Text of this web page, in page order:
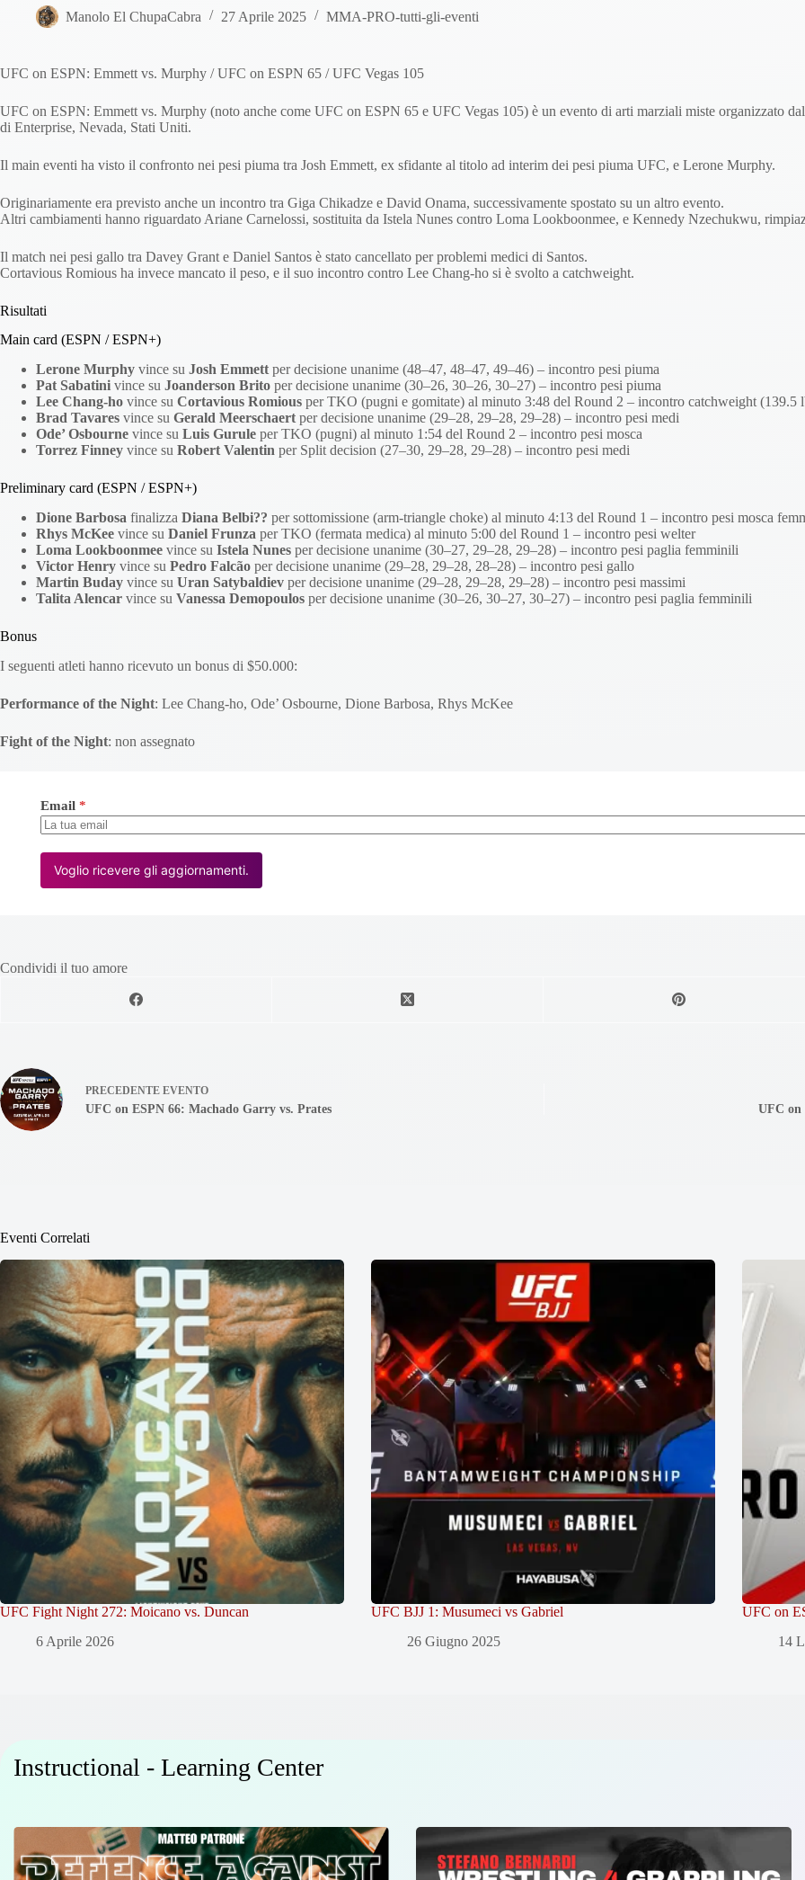
Manolo El ChupaCabra 27 Aprile 2025 MMA-PRO-tutti-gli-eventi
UFC on ESPN: Emmett vs. Murphy / UFC on ESPN 65 / UFC Vegas 105
UFC on ESPN: Emmett vs. Murphy (noto anche come UFC on ESPN 65 e UFC Vegas 105) è un evento di arti marziali miste organizzato
di Enterprise, Nevada, Stati Uniti.
Il main eventi ha visto il confronto nei pesi piuma tra Josh Emmett, ex sfidante al titolo ad interim dei pesi piuma UFC, e Lerone Murphy.
Originariamente era previsto anche un incontro tra Giga Chikadze e David Onama, successivamente spostato su un altro evento.
Altri cambiamenti hanno riguardato Ariane Carnelossi, sostituita da Istela Nunes contro Loma Lookboonmee, e Kennedy Nzechukwu,
Il match nei pesi gallo tra Davey Grant e Daniel Santos è stato cancellato per problemi medici di Santos.
Cortavious Romious ha invece mancato il peso, e il suo incontro contro Lee Chang-ho si è svolto a catchweight.
Risultati
Main card (ESPN / ESPN+)
Lerone Murphy vince su Josh Emmett per decisione unanime (48–47, 48–47, 49–46) – incontro pesi piuma
Pat Sabatini vince su Joanderson Brito per decisione unanime (30–26, 30–26, 30–27) – incontro pesi piuma
Lee Chang-ho vince su Cortavious Romious per TKO (pugni e gomitate) al minuto 3:48 del Round 2 – incontro catchweight (139.5
Brad Tavares vince su Gerald Meerschaert per decisione unanime (29–28, 29–28, 29–28) – incontro pesi medi
Ode’ Osbourne vince su Luis Gurule per TKO (pugni) al minuto 1:54 del Round 2 – incontro pesi mosca
Torrez Finney vince su Robert Valentin per Split decision (27–30, 29–28, 29–28) – incontro pesi medi
Preliminary card (ESPN / ESPN+)
Dione Barbosa finalizza Diana Belbi?? per sottomissione (arm-triangle choke) al minuto 4:13 del Round 1 – incontro pesi mosca
Rhys McKee vince su Daniel Frunza per TKO (fermata medica) al minuto 5:00 del Round 1 – incontro pesi welter
Loma Lookboonmee vince su Istela Nunes per decisione unanime (30–27, 29–28, 29–28) – incontro pesi paglia femminili
Victor Henry vince su Pedro Falcão per decisione unanime (29–28, 29–28, 28–28) – incontro pesi gallo
Martin Buday vince su Uran Satybaldiev per decisione unanime (29–28, 29–28, 29–28) – incontro pesi massimi
Talita Alencar vince su Vanessa Demopoulos per decisione unanime (30–26, 30–27, 30–27) – incontro pesi paglia femminili
Bonus
I seguenti atleti hanno ricevuto un bonus di $50.000:
Performance of the Night: Lee Chang-ho, Ode’ Osbourne, Dione Barbosa, Rhys McKee
Fight of the Night: non assegnato
Email *
Voglio ricevere gli aggiornamenti.
Condividi il tuo amore
PRECEDENTE EVENTO
UFC on ESPN 66: Machado Garry vs. Prates UFC on
Eventi Correlati
UFC Fight Night 272: Moicano vs. Duncan
6 Aprile 2026
UFC BJJ 1: Musumeci vs Gabriel
26 Giugno 2025
UFC on
14
Instructional - Learning Center